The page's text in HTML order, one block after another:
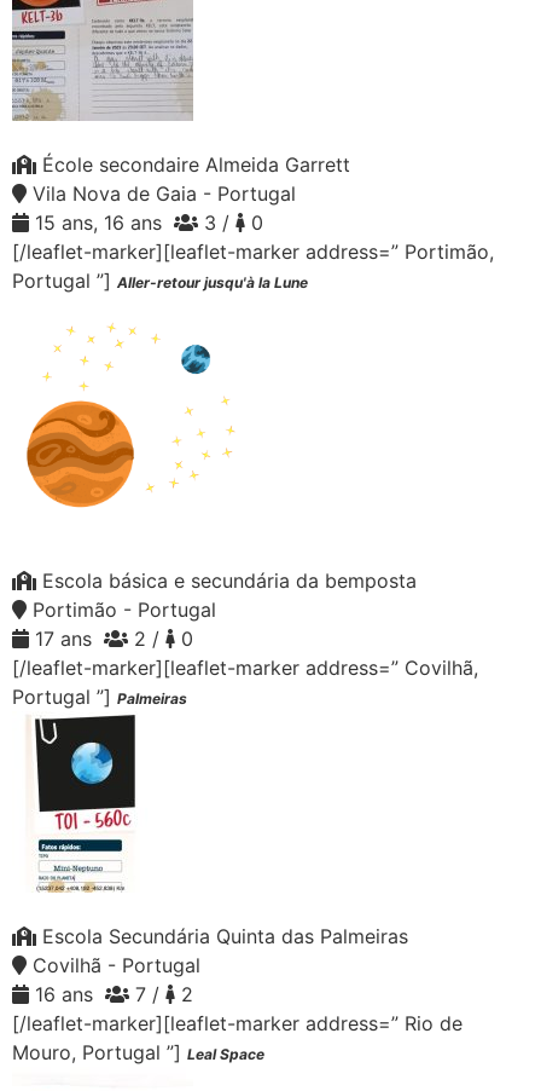
École secondaire Almeida Garrett
Vila Nova de Gaia - Portugal
15 ans, 16 ans
3 /
0
[/leaflet-marker][leaflet-marker address=” Portimão,
Portugal ”] Aller-retour jusqu'à la Lune
Escola básica e secundária da bemposta
Portimão - Portugal
17 ans
2 /
0
[/leaflet-marker][leaflet-marker address=” Covilhã,
Portugal ”] Palmeiras
Escola Secundária Quinta das Palmeiras
Covilhã - Portugal
16 ans
7 /
2
[/leaflet-marker][leaflet-marker address=” Rio de
Mouro, Portugal ”] Leal Space